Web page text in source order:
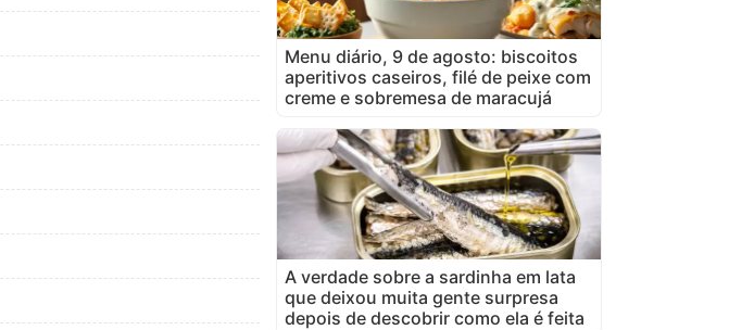
Menu diário, 9 de agosto: biscoitos
aperitivos caseiros, filé de peixe com
creme e sobremesa de maracujá
A verdade sobre a sardinha em lata
que deixou muita gente surpresa
depois de descobrir como ela é feita